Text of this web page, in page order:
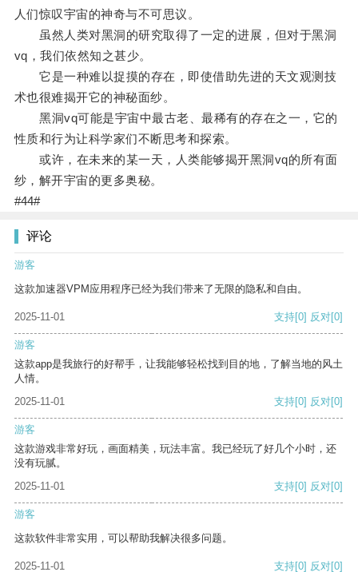
人们惊叹宇宙的神奇与不可思议。
虽然人类对黑洞的研究取得了一定的进展，但对于黑洞
vq，我们依然知之甚少。
它是一种难以捉摸的存在，即使借助先进的天文观测技
术也很难揭开它的神秘面纱。
黑洞vq可能是宇宙中最古老、最稀有的存在之一，它的
性质和行为让科学家们不断思考和探索。
或许，在未来的某一天，人类能够揭开黑洞vq的所有面
纱，解开宇宙的更多奥秘。
#44#
评论
游客
这款加速器VPM应用程序已经为我们带来了无限的隐私和自由。
2025-11-01 支持[0] 反对[0]
游客
这款app是我旅行的好帮手，让我能够轻松找到目的地，了解当地的风土
人情。
2025-11-01
支持[0] 反对[0]
游客
这款游戏非常好玩，画面精美，玩法丰富。我已经玩了好几个小时，还
没有玩腻。
2025-11-01
支持[0] 反对[0]
游客
这款软件非常实用，可以帮助我解决很多问题。
2025-11-01 支持[0] 反对[0]